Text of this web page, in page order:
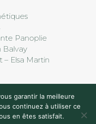
Panoplie
Balvay
– Elsa Martin
garantir la meilleure
continuez à utiliser ce
en êtes satisfait.